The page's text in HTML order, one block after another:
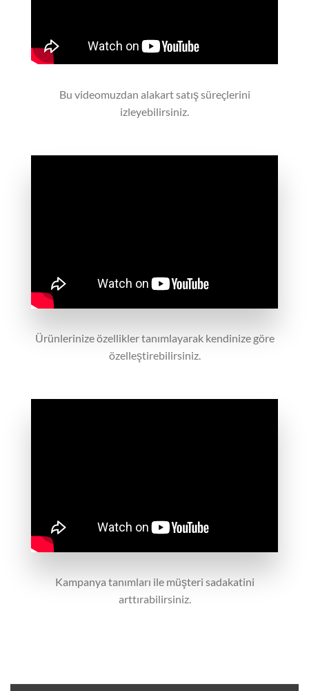
Bu videomuzdan alakart satış süreçlerini
izleyebilirsiniz.
Ürünlerinize özellikler tanımlayarak kendinize göre
özelleştirebilirsiniz.
Kampanya tanımları ile müşteri sadakatini
arttırabilirsiniz.